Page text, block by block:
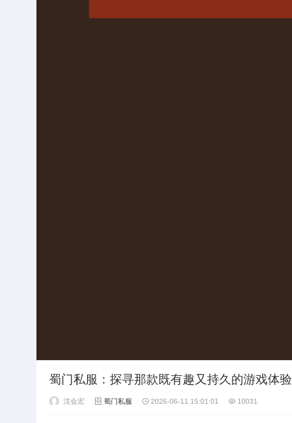
蜀门私服：探寻那款既有趣又持久的游戏体验
沈会宏 蜀门私服 2026-06-11 15:01:01 10031